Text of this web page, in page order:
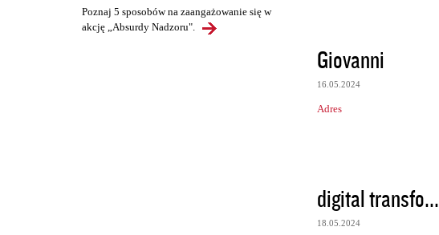
Poznaj 5 sposobów na zaangażowanie się w
akcję „Absurdy Nadzoru".
Giovanni
16.05.2024
Adres
digital transfo...
18.05.2024